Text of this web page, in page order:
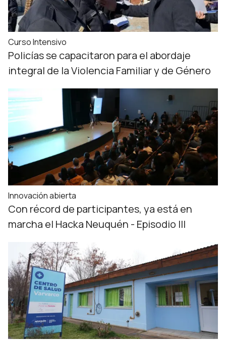
Curso Intensivo
Policías se capacitaron para el abordaje
integral de la Violencia Familiar y de Género
Innovación abierta
Con récord de participantes, ya está en
marcha el Hacka Neuquén - Episodio III